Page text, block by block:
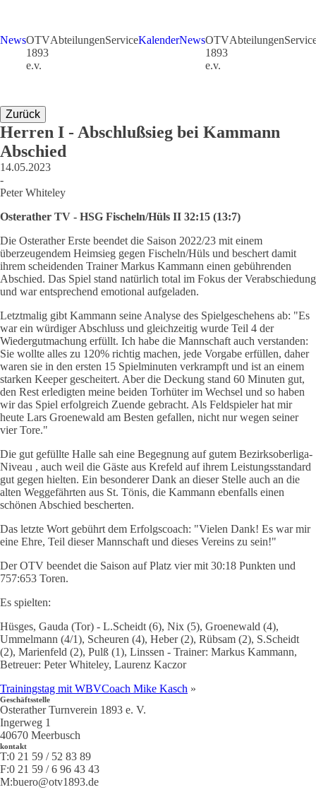
NewsOTV
1893
e.v.
AbteilungenServiceKalenderNewsOTV
1893
e.v.
Abteilungen
Zurück
Herren I - Abschlußsieg bei Kammann
Abschied
14.05.2023
-
Peter Whiteley
Osterather TV - HSG Fischeln/Hüls II 32:15 (13:7)
Die Osterather Erste beendet die Saison 2022/23 mit einem
überzeugendem Heimsieg gegen Fischeln/Hüls und beschert damit
ihrem scheidenden Trainer Markus Kammann einen gebührenden
Abschied. Das Spiel stand natürlich total im Fokus der Verabschiedung
und war entsprechend emotional aufgeladen.
Letztmalig gibt Kammann seine Analyse des Spielgeschehens ab: "Es
war ein würdiger Abschluss und gleichzeitig wurde Teil 4 der
Wiedergutmachung erfüllt. Ich habe die Mannschaft auch verstanden:
Sie wollte alles zu 120% richtig machen, jede Vorgabe erfüllen, daher
waren sie in den ersten 15 Spielminuten verkrampft und ist an einem
starken Keeper gescheitert. Aber die Deckung stand 60 Minuten gut,
den Rest erledigten meine beiden Torhüter im Wechsel und so haben
wir das Spiel erfolgreich Zuende gebracht. Als Feldspieler hat mir
heute Lars Groenewald am Besten gefallen, nicht nur wegen seiner
vier Tore."
Die gut gefüllte Halle sah eine Begegnung auf gutem Bezirksoberliga-
Niveau , auch weil die Gäste aus Krefeld auf ihrem Leistungsstandard
gut gegen hielten. Ein besonderer Dank an dieser Stelle auch an die
alten Weggefährten aus St. Tönis, die Kammann ebenfalls einen
schönen Abschied bescherten.
Das letzte Wort gebührt dem Erfolgscoach: "Vielen Dank! Es war mir
eine Ehre, Teil dieser Mannschaft und dieses Vereins zu sein!"
Der OTV beendet die Saison auf Platz vier mit 30:18 Punkten und
757:653 Toren.
Es spielten:
Hüsges, Gauda (Tor) - L.Scheidt (6), Nix (5), Groenewald (4),
Ummelmann (4/1), Scheuren (4), Heber (2), Rübsam (2), S.Scheidt
(2), Marienfeld (2), Pulß (1), Linssen - Trainer: Markus Kammann,
Betreuer: Peter Whiteley, Laurenz Kaczor
Trainingstag mit WBVCoach Mike Kasch »
Geschäftsstelle
Osterather Turnverein 1893 e. V.
Ingerweg 1
40670 Meerbusch
kontakt
T:0 21 59 / 52 83 89
F:0 21 59 / 6 96 43 43
M:buero@otv1893.de